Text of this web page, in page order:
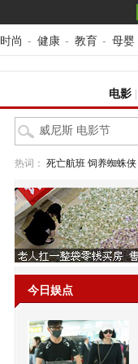
时尚 - 健康 - 教育 - 母婴
电影
热词： 死亡航班 饲养蜘蛛侠
今日娱点